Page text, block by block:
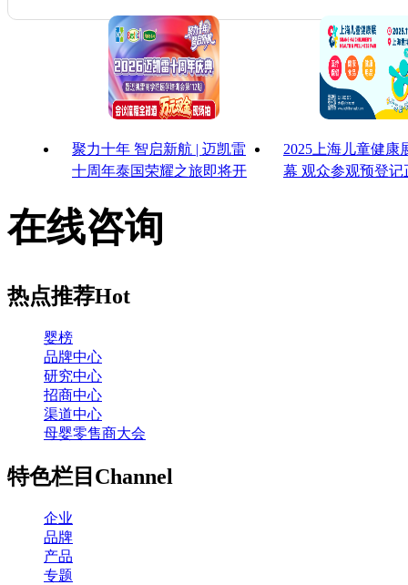
聚力十年 智启新航 | 迈凯雷
十周年泰国荣耀之旅即将开
2025上海儿童健康
幕 观众参观预登记
在线咨询
热点推荐Hot
婴榜
品牌中心
研究中心
招商中心
渠道中心
母婴零售商大会
特色栏目 Channel
企业
品牌
产品
专题